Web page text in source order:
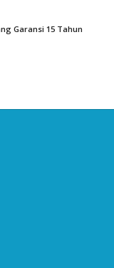
Garansi 15 Tahun